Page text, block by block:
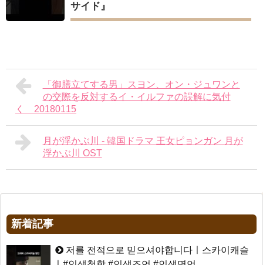
サイド』
「御膳立てする男」スヨン、オン・ジュワンと
の交際を反対するイ・イルファの誤解に気付
く 20180115
月が浮かぶ川 - 韓国ドラマ 王女ピョンガン 月が
浮かぶ川 OST
新着記事
저를 전적으로 믿으셔야합니다ㅣ스카이캐슬